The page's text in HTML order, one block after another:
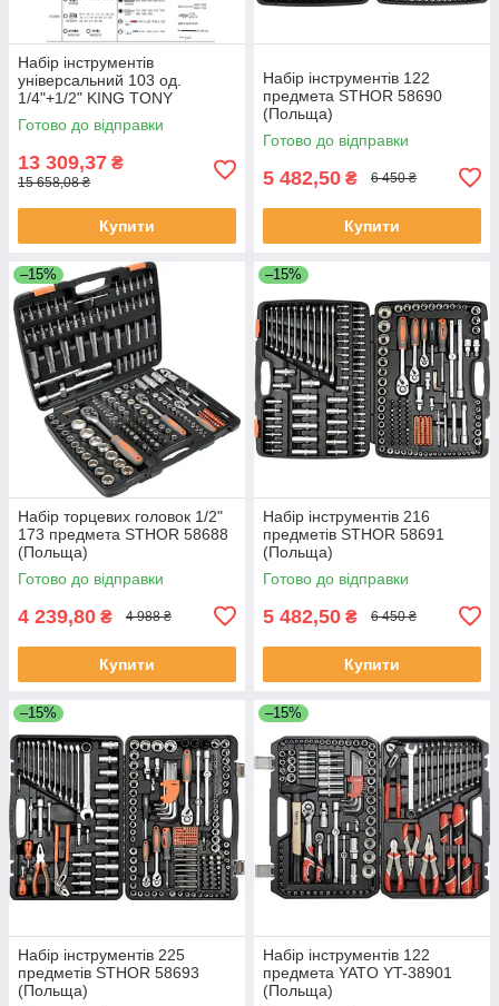
Набір інструментів
універсальний 103 од.
1/4"+1/2" KING TONY
7503MR (Тайвань)
Готово до відправки
13 309,37 ₴
15 658,08 ₴
Купити
Набір інструментів 122
предмета STHOR 58690
(Польща)
Готово до відправки
5 482,50 ₴ 6 450 ₴
Купити
–15%
Набір торцевих головок 1/2"
173 предмета STHOR 58688
(Польща)
Готово до відправки
4 239,80 ₴ 4 988 ₴
Купити
–15%
Набір інструментів 216
предметів STHOR 58691
(Польща)
Готово до відправки
5 482,50 ₴ 6 450 ₴
Купити
–15%
Набір інструментів 225
предметів STHOR 58693
(Польща)
–15%
Набір інструментів 122
предмета YATO YT-38901
(Польща)